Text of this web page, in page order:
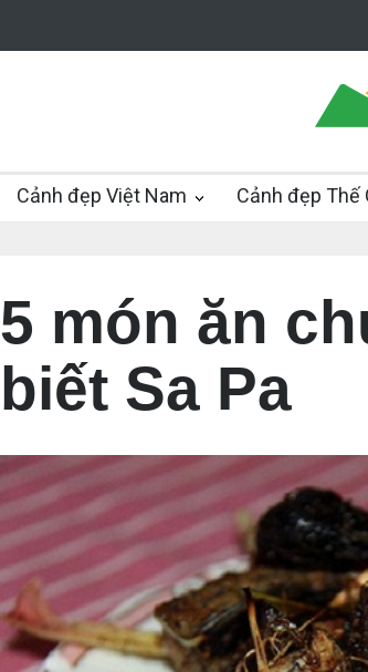
Cảnh đẹp Việt Nam Cảnh đẹp Thế
5 món ăn
biết Sa Pa